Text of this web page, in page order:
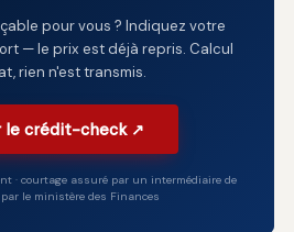
pour vous ? Indiquez votre
— le prix est déjà repris. Calcul
rien n'est transmis.
le crédit-check ↗
· courtage assuré par un intermédiaire de
le ministère des Finances